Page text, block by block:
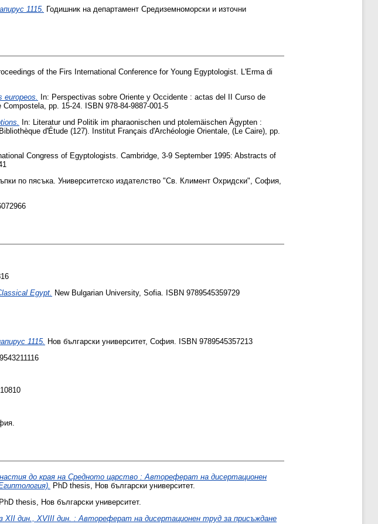
1115.
Годишник на департамент Средиземноморски и източни
of the Firs International Conference for Young Egyptologist. L'Erma di
In: Perspectivas sobre Oriente y Occidente : actas del II Curso de
pp. 15-24. ISBN 978-84-9887-001-5
In: Literatur und Politik im pharaonischen und ptolemäischen Ägypten :
d'Étude (127). Institut Français d'Archéologie Orientale, (Le Caire), pp.
Congress of Egyptologists. Cambridge, 3-9 September 1995: Abstracts of
по пясъка. Университетско издателство "Св. Климент Охридски", София,
Egypt. New Bulgarian University, Sofia. ISBN 9789545359729
1115. Нов български университет, София. ISBN 9789545357213
до края на Средното царство : Автореферат на дисертационен
PhD thesis, Нов български университет.
PhD thesis, Нов български университет.
дин., ХVІІІ дин. : Автореферат на дисертационен труд за присъждане